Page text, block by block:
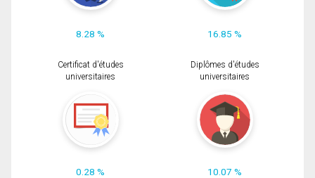
8.28 % 16.85 %
Certificat d'études
universitaires
0.28 %
Diplômes d'études
universitaires
10.07 %